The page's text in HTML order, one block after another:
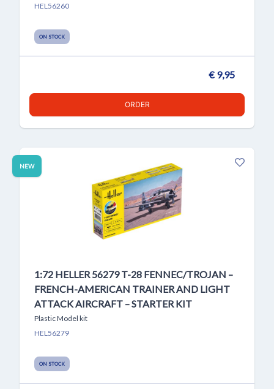
HEL56260
ON STOCK
€ 9,95
ORDER
NEW
1:72 HELLER 56279 T-28 FENNEC/TROJAN –
FRENCH-AMERICAN TRAINER AND LIGHT
ATTACK AIRCRAFT – STARTER KIT
Plastic Model kit
HEL56279
ON STOCK